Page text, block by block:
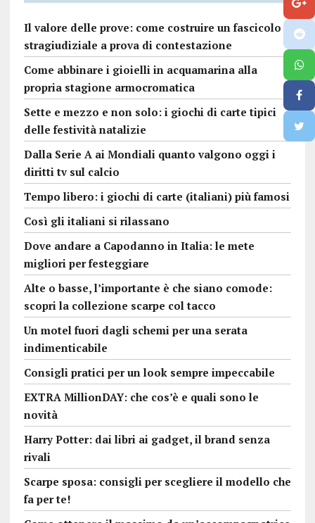
Il valore delle prove: come costruire un fascicolo
stragiudiziale a prova di contestazione
Come abbinare i gioielli in acquamarina alla
propria stagione armocromatica
Sette e mezzo e non solo: i giochi di carte tipici
delle festività natalizie
Dalla Serie A ai Mondiali quanto valgono oggi i
diritti tv sul calcio
Tempo libero: i giochi di carte (italiani) più famosi
Così gli italiani si rilassano
Dove andare a Capodanno in Italia: le mete
migliori per festeggiare
Alte o basse, l’importante è che siano comode:
scopri la collezione scarpe col tacco
Un motel fuori dagli schemi per una serata
indimenticabile
Consigli pratici per un look sempre impeccabile
EXTRA MillionDAY: che cos’è e quali sono le
novità
Harry Potter: dai libri ai gadget, il brand senza
rivali
Scarpe sposa: consigli per scegliere il modello che
fa per te!